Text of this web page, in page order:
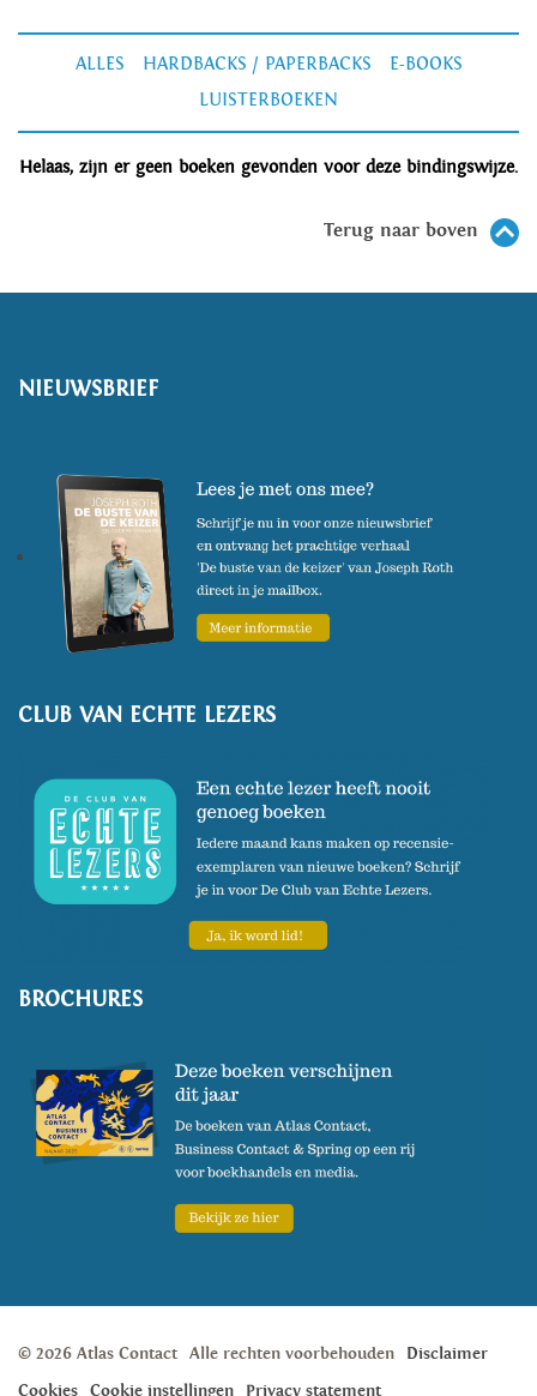
ALLES HARDBACKS / PAPERBACKS
E-BOOKS
LUISTERBOEKEN
Helaas, zijn er geen boeken gevonden voor deze bindingswijze.
Terug naar boven
NIEUWSBRIEF
CLUB VAN ECHTE LEZERS
BROCHURES
© 2026 Atlas Contact Alle rechten voorbehouden
Disclaimer
Cookies
Cookie instellingen Privacy statement